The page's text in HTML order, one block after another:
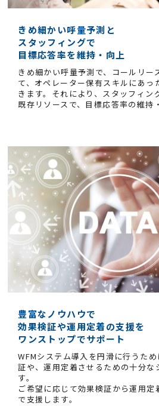
きめ細かい呼量予測と
スタッフィングで
目標応答率を維持・向上
きめ細かい呼量予測で、コールリー
て、オペレーター保有スキルにあっ
きます。それにより、スタッフィン
既存リソースで、目標応答率の維持
豊富なノウハウで
効果検証や運用定着の支援を
ワンストップでサポート
WFMシステム導入を円滑に行うた
証や、運用定着させるための十分な
す。
ご希望に応じて効果検証から運用定
で支援します。